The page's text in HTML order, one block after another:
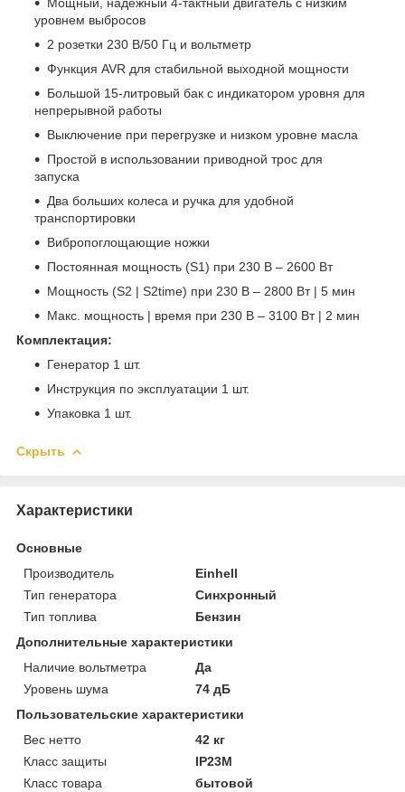
уровнем выбросов
2 розетки 230 В/50 Гц и вольтметр
Функция AVR для стабильной выходной мощности
Большой 15-литровый бак с индикатором уровня для
непрерывной работы
Выключение при перегрузке и низком уровне масла
Простой в использовании приводной трос для
запуска
Два больших колеса и ручка для удобной
транспортировки
Вибропоглощающие ножки
Постоянная мощность (S1) при 230 В – 2600 Вт
Мощность (S2 | S2time) при 230 В – 2800 Вт | 5 мин
Макс. мощность | время при 230 В – 3100 Вт | 2 мин
Комплектация:
Генератор 1 шт.
Инструкция по эксплуатации 1 шт.
Упаковка 1 шт.
Скрыть
Характеристики
Основные
Производитель
Einhell
Тип генератора
Синхронный
Тип топлива
Бензин
Дополнительные характеристики
Наличие вольтметра
Да
Уровень шума
74 дБ
Пользовательские характеристики
Вес нетто
42 кг
Класс защиты
IP23M
Класс товара
бытовой